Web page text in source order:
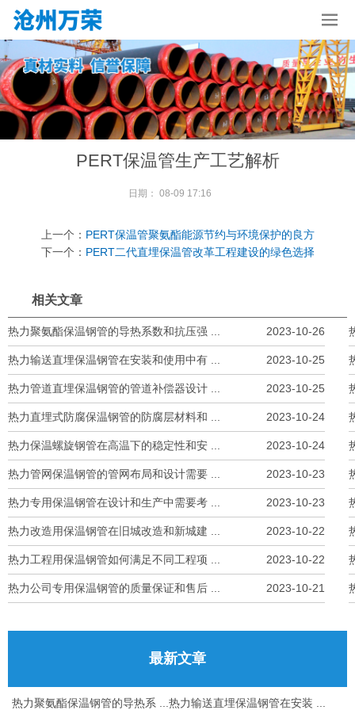
PERT保温管生产工艺解析
日期： 08-09 17:16
上一个： PERT保温管聚氨酯能源节约与环境保护的良方
下一个： PERT二代直埋保温管改革工程建设的绿色选择
相关文章
热力聚氨酯保温钢管的导热系数和抗压强 ... 2023-10-26
热力输送直埋保温钢管在安装和使用中有 ... 2023-10-25
热力管道直埋保温钢管的管道补偿器设计 ... 2023-10-25
热力直埋式防腐保温钢管的防腐层材料和 ... 2023-10-24
热力保温螺旋钢管在高温下的稳定性和安 ... 2023-10-24
热力管网保温钢管的管网布局和设计需要 ... 2023-10-23
热力专用保温钢管在设计和生产中需要考 ... 2023-10-23
热力改造用保温钢管在旧城改造和新城建 ... 2023-10-22
热力工程用保温钢管如何满足不同工程项 ... 2023-10-22
热力公司专用保温钢管的质量保证和售后 ... 2023-10-21
最新文章
热力聚氨酯保温钢管的导热系 ... 热力输送直埋保温钢管在安装 ...